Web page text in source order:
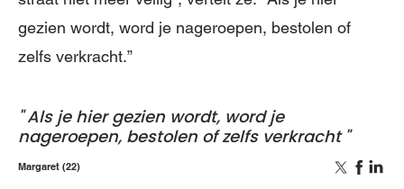
gezien wordt, word je nageroepen, bestolen of
zelfs verkracht.”
Als je hier gezien wordt, word je
nageroepen, bestolen of zelfs verkracht
Margaret (22)